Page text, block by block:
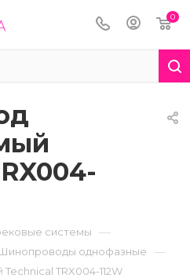
0
системы —
однофазные —
TRX004-112W